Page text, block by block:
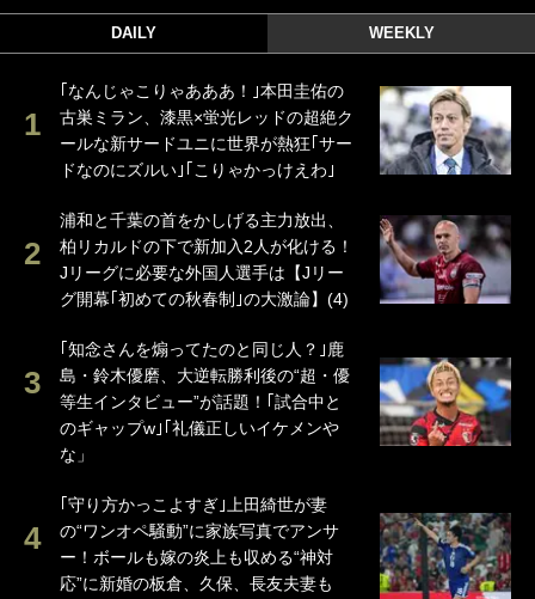
DAILY WEEKLY
｢なんじゃこりゃあああ！｣本田圭佑の
古巣ミラン、漆黒×蛍光レッドの超絶ク
ールな新サードユニに世界が熱狂｢サー
ドなのにズルい｣｢こりゃかっけえわ｣
浦和と千葉の首をかしげる主力放出、
柏リカルドの下で新加入2人が化ける！
Jリーグに必要な外国人選手は【Jリー
グ開幕｢初めての秋春制｣の大激論】(4)
｢知念さんを煽ってたのと同じ人？｣鹿
島・鈴木優磨、大逆転勝利後の“超・優
等生インタビュー”が話題！｢試合中と
のギャップw｣｢礼儀正しいイケメンや
な」
｢守り方かっこよすぎ｣上田綺世が妻
の“ワンオペ騒動”に家族写真でアンサ
ー！ボールも嫁の炎上も収める“神対
応”に新婚の板倉、久保、長友夫妻も